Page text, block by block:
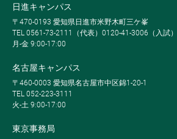
日進キャンパス
〒470-0193 愛知県日進市米野木町三ケ峯
TEL 0561-73-2111（代表）0120-41-3006（入試）
月-金 9:00-17:00
名古屋キャンパス
〒460-0003 愛知県名古屋市中区錦1-20-1
TEL 052-223-3111
火-土 9:00-17:00
東京事務局